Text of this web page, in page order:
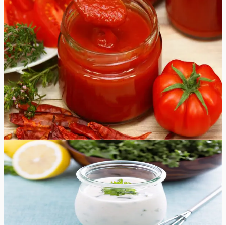
värsket maitset selle omatehtud ketšupi retseptiga, mida
on lihtne valmistada ja millele on võimatu vastu panna.
Võimalused ketšupi kasutamiseks on lõputud, mistõttu
on hea, kui teil on alati pudel omatehtud ketšupit
käepärast. Unustage poest ostetud kraam ja proovige
seda maitsvat kodust ketšupit! Enamik tomatikastmeid
valmistatakse Roma- või ploomtomatitest, kuna nende
niiskusesisaldus on madalam ja maitse on tugev. Võite
eksperimenteerida käepäraste tomatitega, nii saab iga
partii uue maitsega!
80min
32tk
Lihtne
4.8Hinnang:(8)
Ranch kaste
Täiuslikult vürtsikas ja kreemjas kodune Ranch kaste
maitseb paremini kui ükskõik milline poest ostetud kaste.